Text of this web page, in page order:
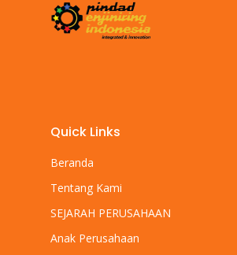
Quick Links
Beranda
Tentang Kami
SEJARAH PERUSAHAAN
Anak Perusahaan